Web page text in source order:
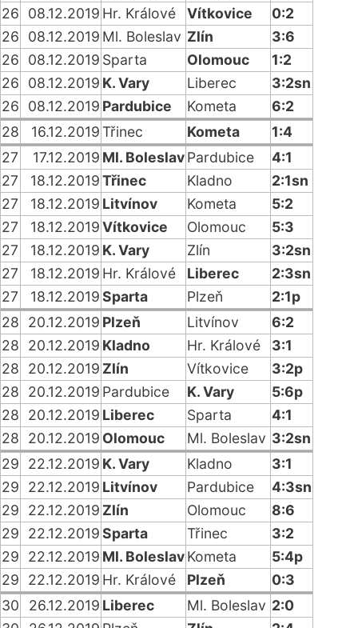
26
08.12.2019 Hr. Králové Vítkovice
0:2
26
08.12.2019 Ml. Boleslav Zlín
3:6
26
08.12.2019 Sparta Olomouc
1:2
26
08.12.2019 K. Vary Liberec
3:2sn
26
08.12.2019 Pardubice Kometa
6:2
28
16.12.2019Třinec Kometa
1:4
27
17.12.2019 Ml. BoleslavPardubice
4:1
27
18.12.2019Třinec Kladno
2:1sn
27
18.12.2019 Litvínov Kometa
5:2
27
18.12.2019Vítkovice Olomouc
5:3
27
18.12.2019 K. Vary Zlín
3:2sn
27
18.12.2019 Hr. Králové Liberec
2:3sn
27
18.12.2019Sparta Plzeň
2:1p
28
20.12.2019 Plzeň Litvínov
6:2
28
20.12.2019 Kladno Hr. Králové
3:1
28
20.12.2019 Zlín Vítkovice
3:2p
28
20.12.2019 Pardubice K. Vary
5:6p
28
20.12.2019 Liberec Sparta
4:1
28
20.12.2019 Olomouc Ml. Boleslav 3:2sn
29
22.12.2019 K. Vary Kladno
3:1
29
22.12.2019 Litvínov Pardubice
4:3sn
29
22.12.2019 Zlín Olomouc
8:6
29
22.12.2019Sparta Třinec
3:2
29
22.12.2019 Ml. BoleslavKometa
5:4p
29
22.12.2019 Hr. Králové Plzeň
0:3
30
26.12.2019 Liberec Ml. Boleslav 2:0